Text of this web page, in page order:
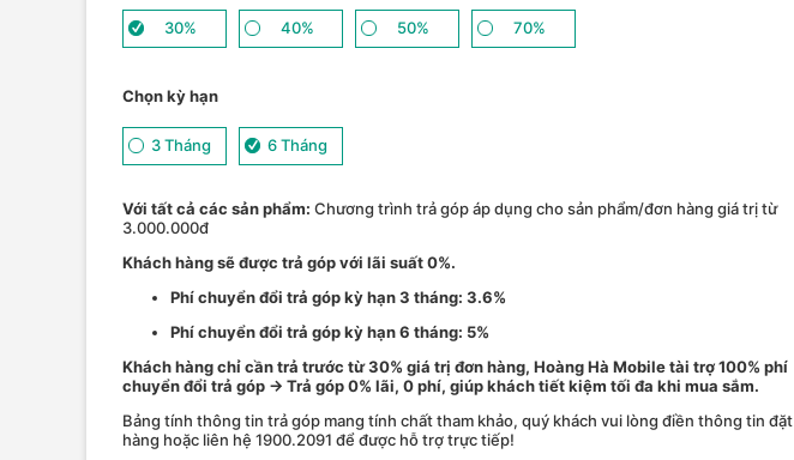
30% 40% 50% 70%
Chọn kỳ hạn
3 Tháng 6 Tháng
Với tất cả các sản phẩm: Chương trình trả góp áp dụng cho sản phẩm/đơn hàng giá trị từ
3.000.000đ
Khách hàng sẽ được trả góp với lãi suất 0%.
Phí chuyển đổi trả góp kỳ hạn 3 tháng: 3.6%
Phí chuyển đổi trả góp kỳ hạn 6 tháng: 5%
Khách hàng chỉ cần trả trước từ 30% giá trị đơn hàng, Hoàng Hà Mobile tài trợ 100% phí
chuyển đổi trả góp → Trả góp 0% lãi, 0 phí, giúp khách tiết kiệm tối đa khi mua sắm.
Bảng tính thông tin trả góp mang tính chất tham khảo, quý khách vui lòng điền thông tin đặt
hàng hoặc liên hệ 1900.2091 để được hỗ trợ trực tiếp!